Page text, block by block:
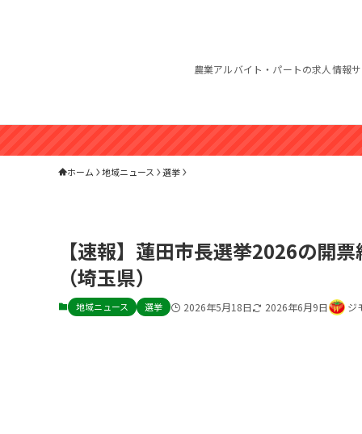
農業アルバイト・パートの求人情報
ホーム 地域ニュース 選挙
【速報】蓮田市長選挙2026の開
（埼玉県）
地域ニュース 選挙 2026年5月18日 2026年6月9日 ジ